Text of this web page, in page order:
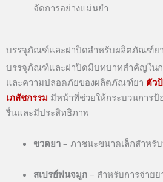
จัดการอย่างแม่นยำ
บรรจุภัณฑ์และฝาปิดสำหรับผลิตภัณฑ์ยา
บรรจุภัณฑ์และฝาปิดมีบทบาทสำคัญในก
และความปลอดภัยของผลิตภัณฑ์ยา ตัว
เภสัชกรรม มีหน้าที่ช่วยให้กระบวนการป้
รื่นและมีประสิทธิภาพ
ขวดยา – ภาชนะขนาดเล็กสำหรั
สเปรย์พ่นจมูก – สำหรับการจ่ายย